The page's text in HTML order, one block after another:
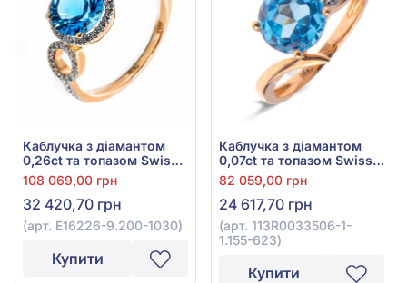
Каблучка з діамантом
0,26ct та топазом Swiss
Blue 2,21ct із червоного
золота 585°, арт. E16226-
9.200-1030
108 069,00 грн
32 420,70 грн
(арт. E16226-9.200-1030)
Купити
Каблучка з діамантом
0,07ct та топазом Swiss
Blue 2,54ct із червоного
золота 585°, арт.
113R0033506-1-1.155-623
82 059,00 грн
24 617,70 грн
(арт. 113R0033506-1-
1.155-623)
Купити